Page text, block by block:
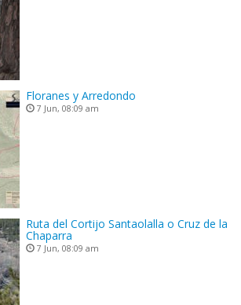
Floranes y Arredondo
7 Jun, 08:09 am
Ruta del Cortijo Santaolalla o Cruz de la
Chaparra
7 Jun, 08:09 am